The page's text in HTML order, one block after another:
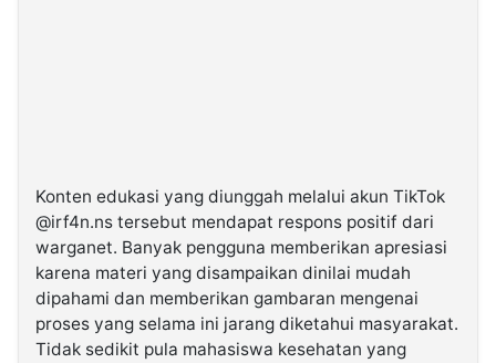
Konten edukasi yang diunggah melalui akun TikTok
@irf4n.ns tersebut mendapat respons positif dari
warganet. Banyak pengguna memberikan apresiasi
karena materi yang disampaikan dinilai mudah
dipahami dan memberikan gambaran mengenai
proses yang selama ini jarang diketahui masyarakat.
Tidak sedikit pula mahasiswa kesehatan yang